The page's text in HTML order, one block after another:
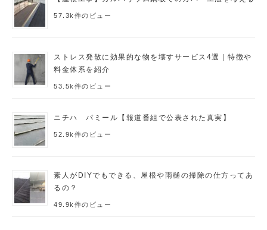
57.3k件のビュー
ストレス発散に効果的な物を壊すサービス4選｜特徴や
料金体系を紹介
53.5k件のビュー
ニチハ パミール【報道番組で公表された真実】
52.9k件のビュー
素人がDIYでもできる、屋根や雨樋の掃除の仕方ってあ
るの？
49.9k件のビュー